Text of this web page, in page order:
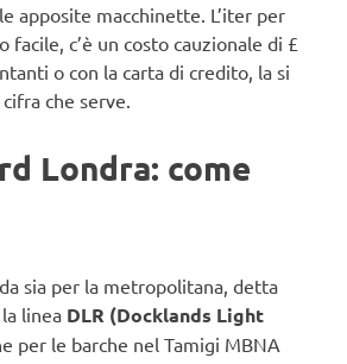
apposite macchinette. L’iter per
facile, c’è un costo cauzionale di £
o con la carta di credito, la si
che serve.
Londra: come
sia per la metropolitana, detta
linea DLR (Docklands Light
per le barche nel Tamigi MBNA